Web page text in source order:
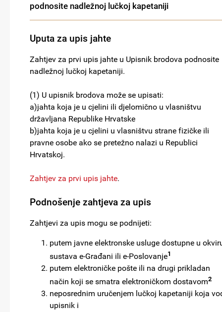
podnosite nadležnoj lučkoj kapetaniji
Uputa za upis jahte
Zahtjev za prvi upis jahte u Upisnik brodova podnosite
nadležnoj lučkoj kapetaniji.
(1) U upisnik brodova može se upisati:
a)jahta koja je u cjelini ili djelomično u vlasništvu
državljana Republike Hrvatske
b)jahta koja je u cjelini u vlasništvu strane fizičke ili
pravne osobe ako se pretežno nalazi u Republici
Hrvatskoj.
Zahtjev za prvi upis jahte.
Podnošenje zahtjeva za upis
Zahtjevi za upis mogu se podnijeti:
putem javne elektronske usluge dostupne u
sustava e-Građani ili e-Poslovanje1
putem elektroničke pošte ili na drugi prikladan
način koji se smatra elektroničkom dostavom2
neposrednim uručenjem lučkoj kapetaniji koja
upisnik i